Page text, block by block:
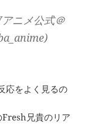
ニメ公式＠
応をよく見るの
兄貴のリア